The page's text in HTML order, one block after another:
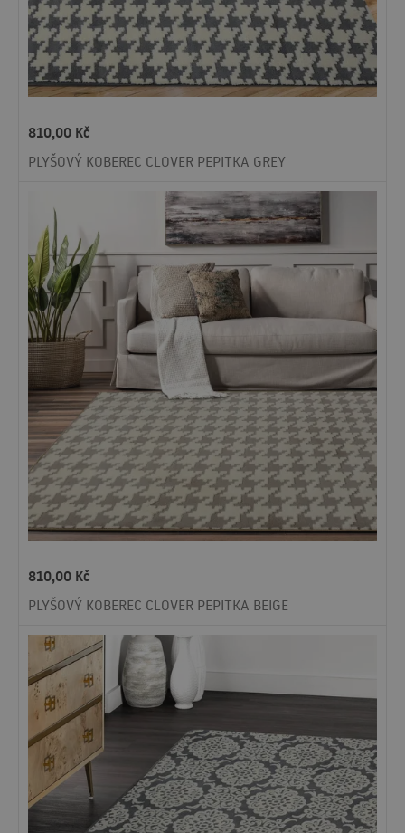
810,00 Kč
PLYŠOVÝ KOBEREC CLOVER PEPITKA GREY
810,00 Kč
PLYŠOVÝ KOBEREC CLOVER PEPITKA BEIGE